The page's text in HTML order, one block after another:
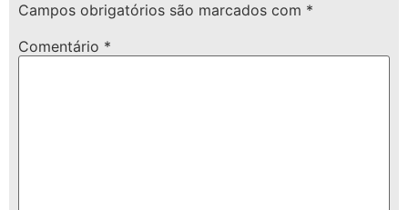
Campos obrigatórios são marcados com *
Comentário *